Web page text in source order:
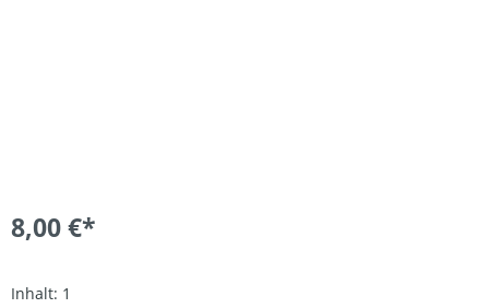
8,00 €*
Inhalt: 1